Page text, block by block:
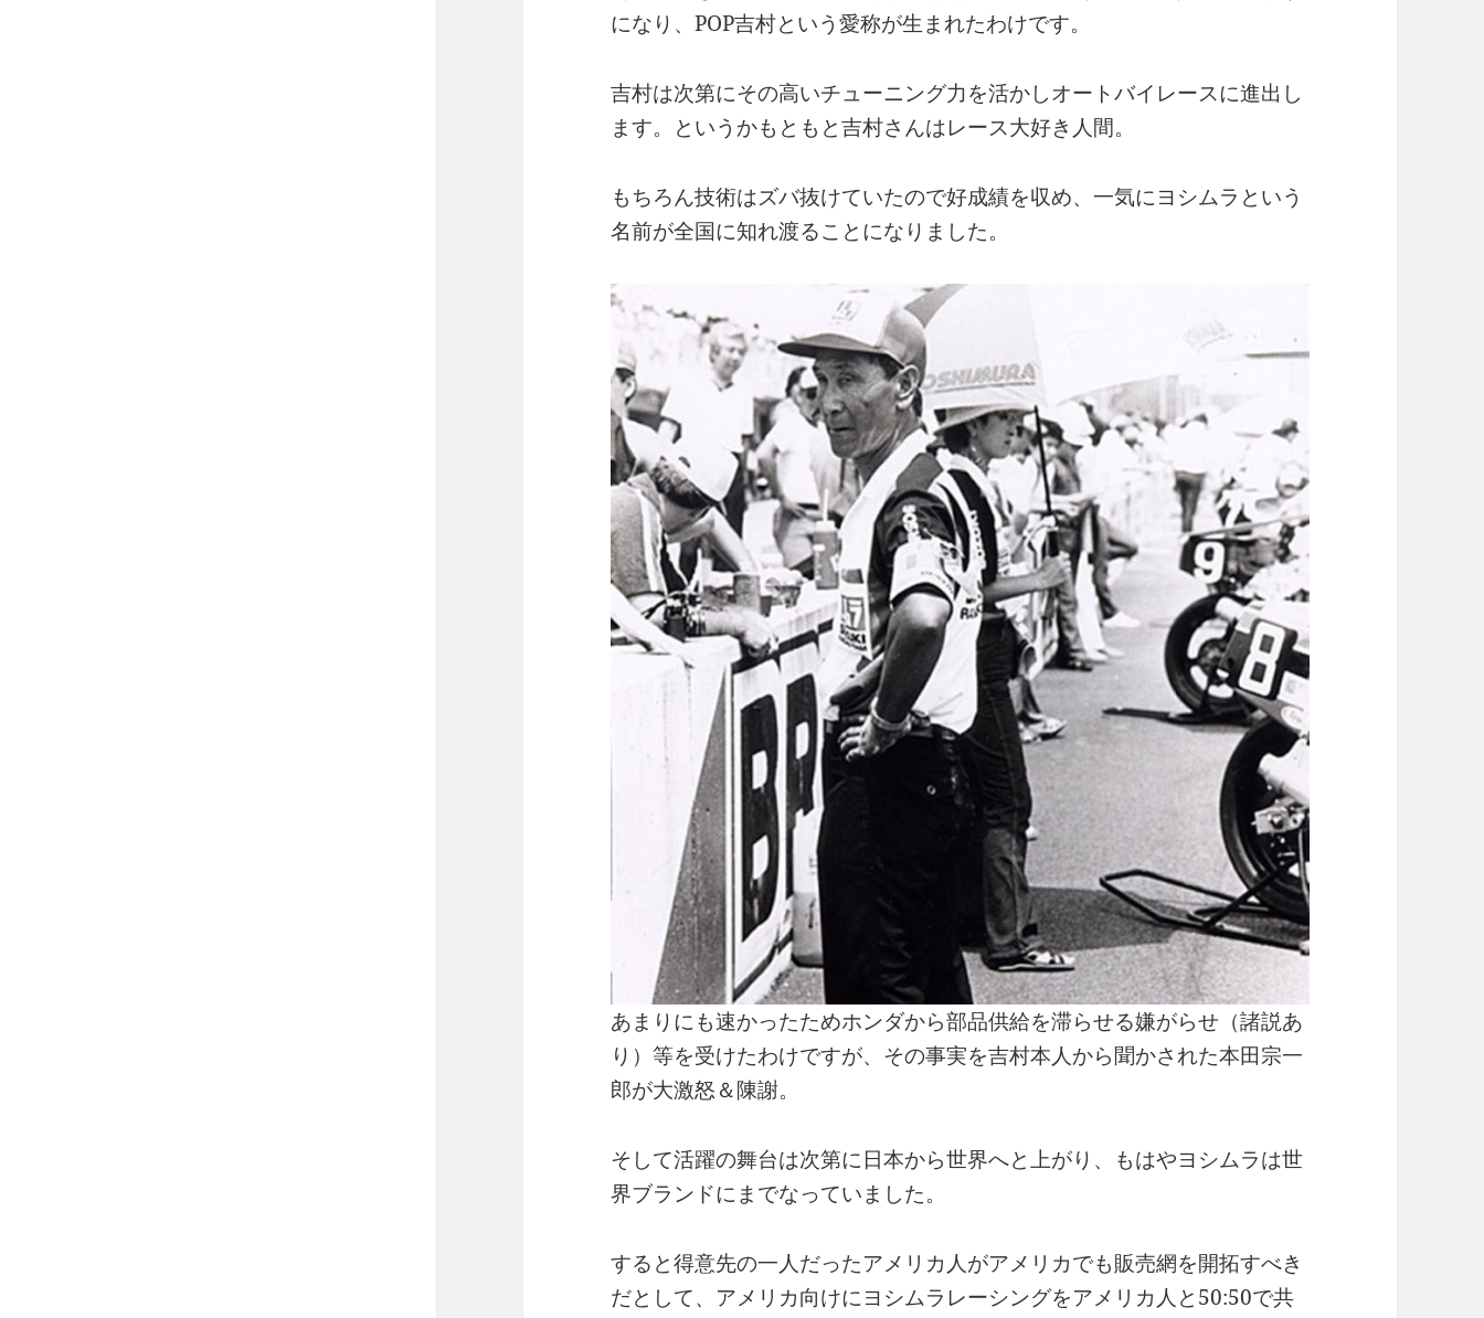
になり、POP吉村という愛称が生まれたわけです。
吉村は次第にその高いチューニング力を活かしオートバイレースに進出し
ます。というかもともと吉村さんはレース大好き人間。
もちろん技術はズバ抜けていたので好成績を収め、一気にヨシムラという
名前が全国に知れ渡ることになりました。
あまりにも速かったためホンダから部品供給を滞らせる嫌がらせ（諸説あ
り）等を受けたわけですが、その事実を吉村本人から聞かされた本田宗一
郎が大激怒＆陳謝。
そして活躍の舞台は次第に日本から世界へと上がり、もはやヨシムラは世
界ブランドにまでなっていました。
すると得意先の一人だったアメリカ人がアメリカでも販売網を開拓すべき
だとして、アメリカ向けにヨシムラレーシングをアメリカ人と50:50で共